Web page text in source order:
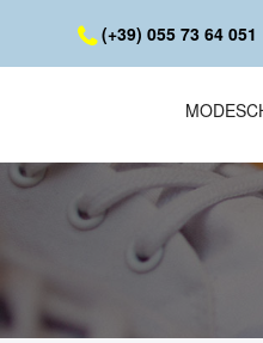
(+39) 055 73 64 051